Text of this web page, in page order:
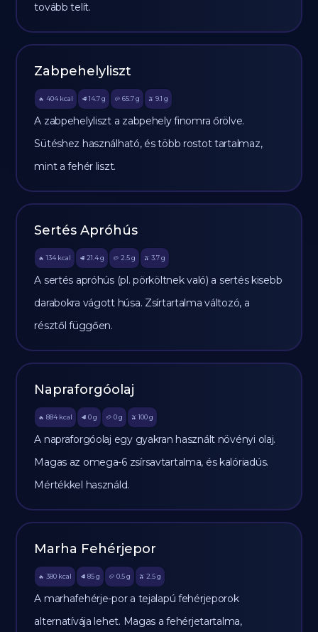
tovább telít.
Zabpehelyliszt
🔥 404 kcal 🥩 14.7 g 🥔 65.7g 🫒 9.1 g
A zabpehelyliszt a zabpehely finomra őrölve.
Sütéshez használható, és több rostot tartalmaz,
mint a fehér liszt.
Sertés Apróhús
🔥 134 kcal 🥩 21.4 g 🥔 2.5g 🫒 3.7 g
A sertés apróhús (pl. pörköltnek való) a sertés kisebb
darabokra vágott húsa. Zsírtartalma változó, a
résztől függően.
Napraforgóolaj
🔥 884 kcal 🥩 0 g 🥔 0g 🫒 100 g
A napraforgóolaj egy gyakran használt növényi olaj.
Magas az omega-6 zsírsavtartalma, és kalóriadús.
Mértékkel használd.
Marha Fehérjepor
🔥 380 kcal 🥩 85 g 🥔 0.5g 🫒 2.5 g
A marhafehérje-por a tejalapú fehérjeporok
alternatívája lehet. Magas a fehérjetartalma,